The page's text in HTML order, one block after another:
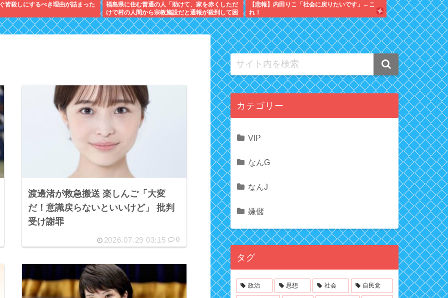
皆殺しにするべき理由が詰まった
福島県に住む普通の人「助けて、家を赤くしただ
けで村の人間から宗教施設だと通報が殺到して困
ってるの！」
【悲報】内田りこ「社会に戻りたいです」←こ
れ！
渡邊渚が救急搬送 楽しんご「大変
だ！意識戻らないといいけど」 批判
受け謝罪
2026.07.29 03:15 0
カテゴリー
VIP
なんG
なんJ
嫌儲
タグ
政治 思想 社会 自民党